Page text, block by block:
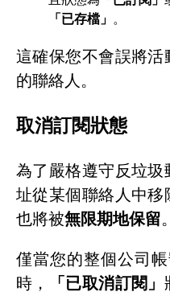
「已存檔」 。
這確保您不會誤將
的聯絡人。
取消訂閱狀態
為了嚴格遵守反垃
址從某個聯絡人中移
也將被無限期地保留。
僅當您的整個公司
時，
「已取消訂閱」